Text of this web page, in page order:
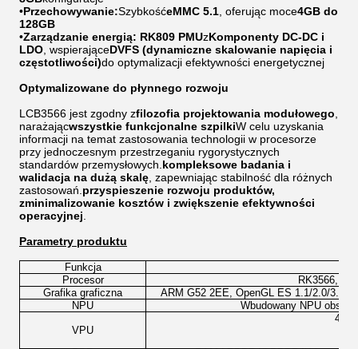
•Przechowywanie:SzybkośćeMMC 5.1 , oferując moce4GB do
128GB
•Zarządzanie energią: RK809 PMUzKomponenty DC-DC i
LDO , wspierająceDVFS (dynamiczne skalowanie napięcia i
częstotliwości)do optymalizacji efektywności energetycznej
Optymalizowane do płynnego rozwoju
LCB3566 jest zgodny zfilozofia projektowania modułowego
narażającwszystkie funkcjonalne szpilkiW celu uzyskania
informacji na temat zastosowania technologii w procesorze
przy jednoczesnym przestrzeganiu rygorystycznych
standardów przemysłowych. kompleksowe badania i
walidacja na dużą skalę , zapewniając stabilność dla różnych
zastosowań. przyspieszenie rozwoju produktów,
zminimalizowanie kosztów i zwiększenie efektywności
operacyjnej
Parametry produktu
Funkcja
Procesor
RK3566,
Grafika graficzna
ARM G52 2EE, OpenGL ES 1.1/2.0/3.2,
NPU
Wbudowany NPU
VPU